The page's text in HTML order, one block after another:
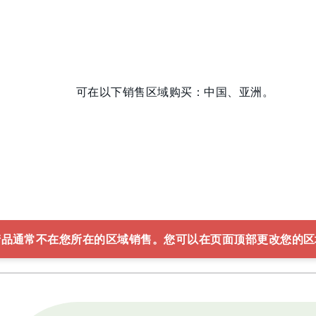
可在以下销售区域购买：中国、亚洲。
通常不在您所在的区域销售。您可以在页面顶部更改您的